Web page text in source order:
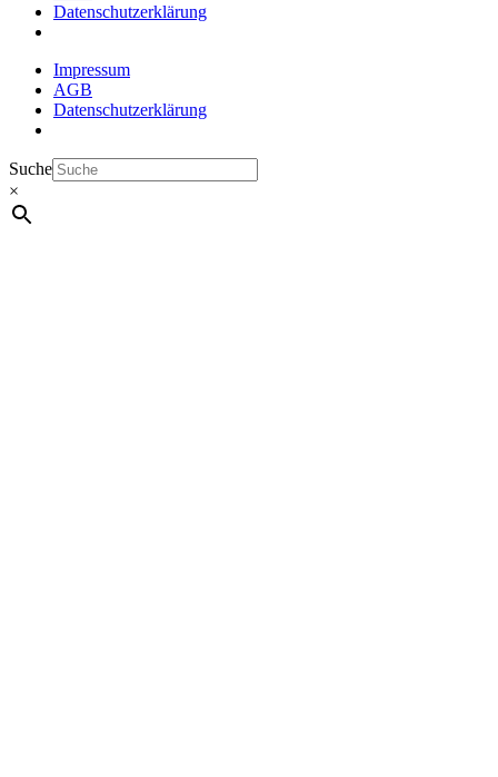
Datenschutzerklärung
Impressum
AGB
Datenschutzerklärung
Suche
×